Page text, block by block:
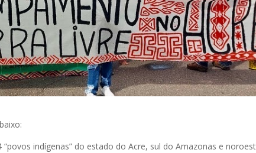
indígenas” do estado do Acre, sul do Amazonas e